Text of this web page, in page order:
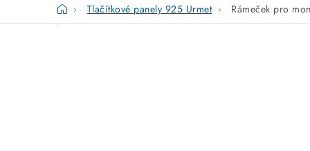
DomůTlačítkové panely 925 Urmet Rámeček pro
P